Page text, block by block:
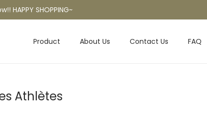
HAPPY SHOPPING~
Product About Us Contact Us FAQ
Athlètes